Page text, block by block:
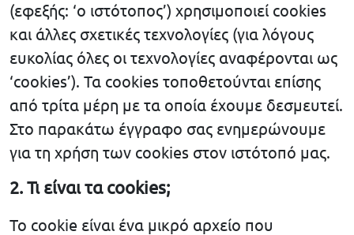
(εφεξής: ‘ο ιστότοπος’) χρησιμοποιεί cookies
και άλλες σχετικές τεχνολογίες (για λόγους
ευκολίας όλες οι τεχνολογίες αναφέρονται ως
‘cookies’). Τα cookies τοποθετούνται επίσης
από τρίτα μέρη με τα οποία έχουμε δεσμευτεί.
Στο παρακάτω έγγραφο σας ενημερώνουμε
για τη χρήση των cookies στον ιστότοπό μας.
2. Τι είναι τα cookies;
Το cookie είναι ένα μικρό αρχείο που